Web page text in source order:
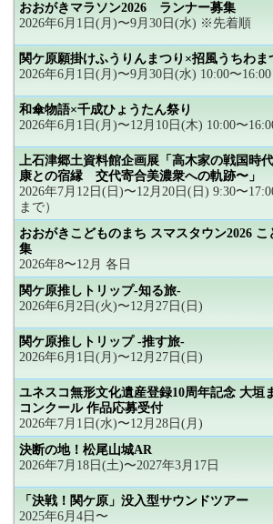
おおがきマラソン2026 ランナー募集
2026年6月1日(月)〜9月30日(水) ※先着順
関ケ原願掛けふうりんまつり×招風うちわま
2026年6月1日(月)〜9月30日(水) 10:00〜16:00
和傘物語×千成ひょうたん祭り
2026年6月1日(月)〜12月10日(木) 10:00〜
上石津郷土資料館企画展「高木家の戦国時
康との宿縁 交代寄合美濃衆への軌跡〜」
2026年7月12日(日)〜12月20日(日) 9:30〜
まで）
おおがきこどものまち スマスタウン2026
集
2026年8〜12月 各日
関ケ原推しトリップ-知る旅-
2026年6月2日(火)〜12月27日(日)
関ケ原推しトリップ -推す旅-
2026年6月1日(月)〜12月27日(日)
ユネスコ無形文化遺産登録10周年記念 大垣
コンクール 作品応募受付
2026年7月1日(水)〜12月28日(月)
決断の地！松尾山城AR
2026年7月18日(土)〜2027年3月17日
「決戦！関ケ原」没入型サウンドツアー
2025年6月4日〜